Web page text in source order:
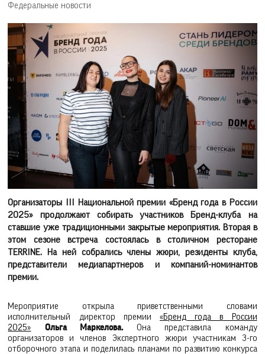
Федеральные новости
Организаторы III Национальной премии «Бренд года в России
2025» продолжают собирать участников Бренд-клуба на
ставшие уже традиционными закрытые мероприятия. Вторая в
этом сезоне встреча состоялась в столичном ресторане
TERRINE. На ней собрались члены жюри, резиденты клуба,
представители медиапартнеров и компаний-номинантов
премии.
Мероприятие открыла приветственными словами
исполнительный директор премии «Бренд года в России
2025»
Ольга Маркелова.Она представила команду
организаторов и членов Экспертного жюри участникам 3-го
отборочного этапа и поделилась планами по развитию конкурса